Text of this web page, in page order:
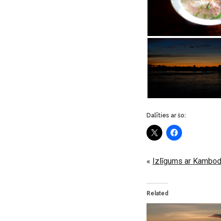
Dalīties ar šo:
« Izlīgums ar
Related